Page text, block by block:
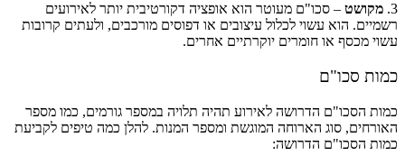
3. מקושט – סכו"ם מעוטר הוא אופציה דקורטיבית יותר לאירועים
רשמיים. הוא עשוי לכלול עיצובים או דפוסים מורכבים, ולעתים קרובות
עשוי מכסף או חומרים יוקרתיים אחרים.
כמות סכו"ם
כמות הסכו"ם הדרושה לאירוע תהיה תלויה במספר גורמים, כמו מספר
האורחים, סוג הארוחה המוגשת ומספר המנות. להלן כמה טיפים לקביעת
כמות הסכו"ם הדרושה: